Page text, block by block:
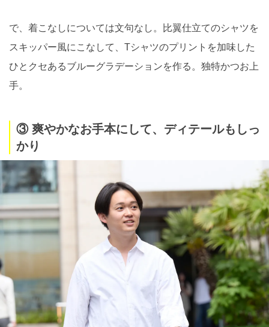
で、着こなしについては文句なし。比翼仕立てのシャツを
スキッパー風にこなして、Tシャツのプリントを加味した
ひとクセあるブルーグラデーションを作る。独特かつお上
手。
③ 爽やかなお手本にして、ディテールもしっ
かり